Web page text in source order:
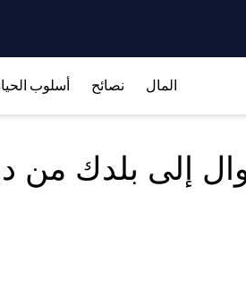
المال نصائح أسلوب
إلى بلدك من